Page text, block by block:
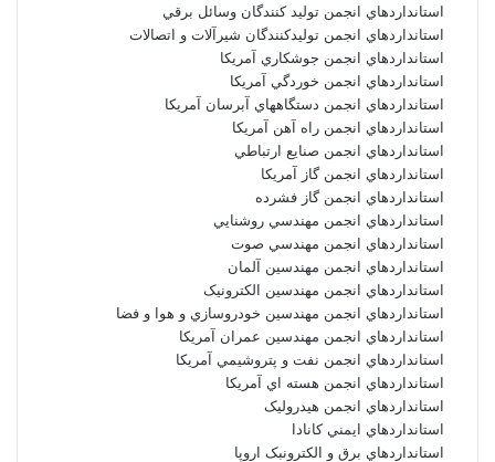
استانداردهاي انجمن توليد کنندگان وسائل برقي
استانداردهاي انجمن توليدکنندگان شيرآلات و اتصالات
استانداردهاي انجمن جوشکاري آمريکا
استانداردهاي انجمن خوردگي آمريکا
استانداردهاي انجمن دستگاههاي آبرسان آمريکا
استانداردهاي انجمن راه آهن آمريکا
استانداردهاي انجمن صنايع ارتباطي
استانداردهاي انجمن گاز آمريکا
استانداردهاي انجمن گاز فشرده
استانداردهاي انجمن مهندسي روشنايي
استانداردهاي انجمن مهندسي صوت
استانداردهاي انجمن مهندسين آلمان
استانداردهاي انجمن مهندسين الکترونيک
استانداردهاي انجمن مهندسين خودروسازي و هوا و فضا
استانداردهاي انجمن مهندسين عمران آمريکا
استانداردهاي انجمن نفت و پتروشيمي آمريکا
استانداردهاي انجمن هسته اي آمريکا
استانداردهاي انجمن هيدروليک
استانداردهاي ايمني کانادا
استانداردهاي برق و الکترونبک اروپا